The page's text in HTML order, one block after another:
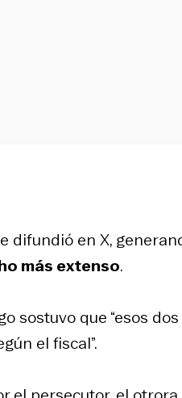
difundió en X,
más extenso.
sostuvo que “esos
el fiscal”.